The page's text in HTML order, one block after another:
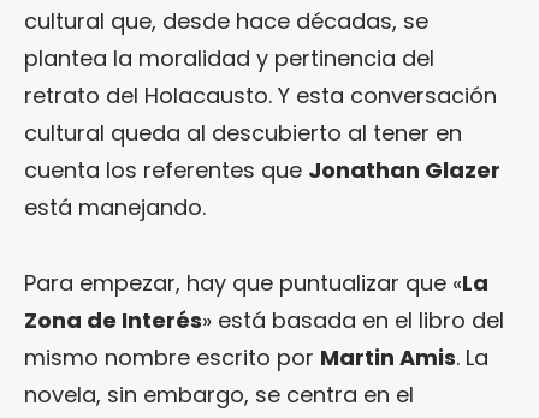
cultural que, desde hace décadas, se
plantea la moralidad y pertinencia del
retrato del Holacausto. Y esta conversación
cultural queda al descubierto al tener en
cuenta los referentes que Jonathan Glazer
está manejando.
Para empezar, hay que puntualizar que «La
Zona de Interés» está basada en el libro del
mismo nombre escrito por Martin Amis. La
novela, sin embargo, se centra en el